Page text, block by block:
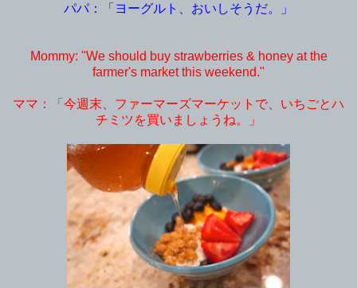
パパ：「ヨーグルト、おいしそうだ。」
Mommy: "We should buy strawberries & honey at the
farmer's market this weekend."
ママ：「今週末、ファーマーズマーケットで、いちごとハ
チミツを買いましょうね。」